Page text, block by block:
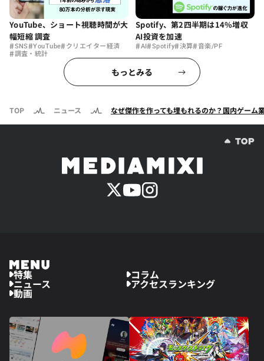
YouTube、ショート視聴時間が大
幅短縮 調査
#SNS#YouTube#クリエイター経済
#調査・統計
Spotify、第2四半期は14%増収
AI投資を加速
#AI#Spotify#決算#音楽/PF
もっとみる
TOP ニュース なぜ傑作を作っても埋もれるのか？国内ゲー
特集 コラム
ニュース アクセスランキング
動画